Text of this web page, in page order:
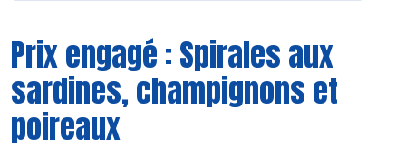
Prix engagé : Spirales aux
sardines, champignons et
poireaux